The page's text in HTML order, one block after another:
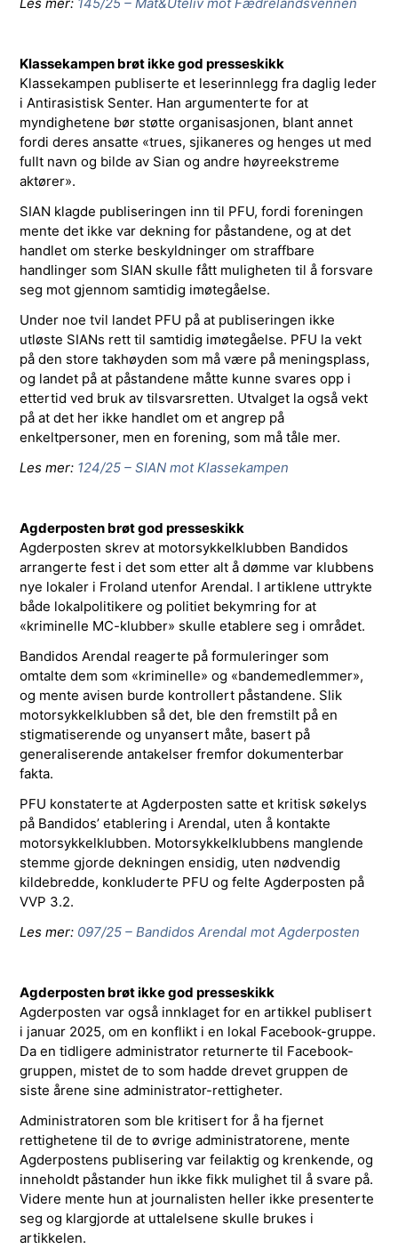
Klassekampen brøt ikke god presseskikk
Klassekampen publiserte et leserinnlegg fra daglig leder
i Antirasistisk Senter. Han argumenterte for at
myndighetene bør støtte organisasjonen, blant annet
fordi deres ansatte «trues, sjikaneres og henges ut med
fullt navn og bilde av Sian og andre høyreekstreme
aktører».
SIAN klagde publiseringen inn til PFU, fordi foreningen
mente det ikke var dekning for påstandene, og at det
handlet om sterke beskyldninger om straffbare
handlinger som SIAN skulle fått muligheten til å forsvare
seg mot gjennom samtidig imøtegåelse.
Under noe tvil landet PFU på at publiseringen ikke
utløste SIANs rett til samtidig imøtegåelse. PFU la vekt
på den store takhøyden som må være på meningsplass,
og landet på at påstandene måtte kunne svares opp i
ettertid ved bruk av tilsvarsretten. Utvalget la også vekt
på at det her ikke handlet om et angrep på
enkeltpersoner, men en forening, som må tåle mer.
Les mer: 124/25 – SIAN mot Klassekampen
Agderposten brøt god presseskikk
Agderposten skrev at motorsykkelklubben Bandidos
arrangerte fest i det som etter alt å dømme var klubbens
nye lokaler i Froland utenfor Arendal. I artiklene uttrykte
både lokalpolitikere og politiet bekymring for at
«kriminelle MC-klubber» skulle etablere seg i området.
Bandidos Arendal reagerte på formuleringer som
omtalte dem som «kriminelle» og «bandemedlemmer»,
og mente avisen burde kontrollert påstandene. Slik
motorsykkelklubben så det, ble den fremstilt på en
stigmatiserende og unyansert måte, basert på
generaliserende antakelser fremfor dokumenterbar
fakta.
PFU konstaterte at Agderposten satte et kritisk søkelys
på Bandidos’ etablering i Arendal, uten å kontakte
motorsykkelklubben. Motorsykkelklubbens manglende
stemme gjorde dekningen ensidig, uten nødvendig
kildebredde, konkluderte PFU og felte Agderposten på
VVP 3.2.
Les mer: 097/25 – Bandidos Arendal mot Agderposten
Agderposten brøt ikke god presseskikk
Agderposten var også innklaget for en artikkel publisert
i januar 2025, om en konflikt i en lokal Facebook-gruppe.
Da en tidligere administrator returnerte til Facebook-
gruppen, mistet de to som hadde drevet gruppen de
siste årene sine administrator-rettigheter.
Administratoren som ble kritisert for å ha fjernet
rettighetene til de to øvrige administratorene, mente
Agderpostens publisering var feilaktig og krenkende, og
inneholdt påstander hun ikke fikk mulighet til å svare på.
Videre mente hun at journalisten heller ikke presenterte
seg og klargjorde at uttalelsene skulle brukes i
artikkelen.